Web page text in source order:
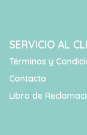
SERVICIO AL
Términos y
Contacto
Libro de